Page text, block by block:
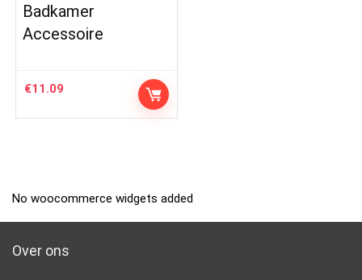
Badkamer
Accessoire
€11.09
No woocommerce widgets added
Over ons